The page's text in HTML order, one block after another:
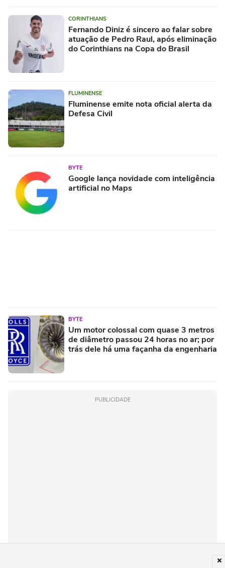
CORINTHIANS
Fernando Diniz é sincero ao falar sobre
atuação de Pedro Raul, após eliminação
do Corinthians na Copa do Brasil
FLUMINENSE
Fluminense emite nota oficial alerta da
Defesa Civil
BYTE
Google lança novidade com inteligência
artificial no Maps
BYTE
Um motor colossal com quase 3 metros
de diâmetro passou 24 horas no ar; por
trás dele há uma façanha da engenharia
PUBLICIDADE